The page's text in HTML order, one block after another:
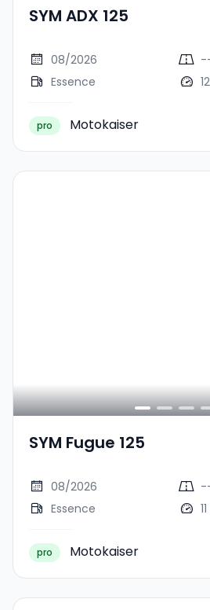
SYM ADX 125
08/2026
Essence
pro Motokaiser
SYM Fugue 125
08/2026
Essence
pro Motokaiser